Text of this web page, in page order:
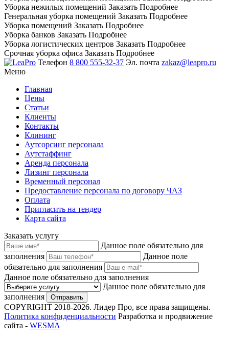
Уборка нежилых помещений Заказать Подробнее
Генеральная уборка помещений Заказать Подробнее
Уборка помещений Заказать Подробнее
Уборка банков Заказать Подробнее
Уборка логистических центров Заказать Подробнее
Срочная уборка офиса Заказать Подробнее
Телефон 8 800 555-32-37 Эл. почта zakaz@leapro.ru
Меню
Главная
Цены
Статьи
Клиенты
Контакты
Клининг
Аутсорсинг персонала
Аутстаффинг
Аренда персонала
Лизинг персонала
Временный персонал
Предоставление персонала по договору ЧАЗ
Оплата
Пригласить на тендер
Карта сайта
Заказать услугу
Данное поле обязательно для
заполнения
Данное поле
обязательно для заполнения
Данное поле обязательно для заполнения
Данное поле обязательно для
заполнения
Отправить
COPYRIGHT 2018-2026. Лидер Про, все права защищены.
Политика конфиденциальности Разработка и продвижение
сайта - WESMA